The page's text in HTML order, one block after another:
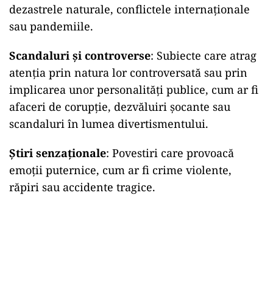
dezastrele naturale, conflictele internaționale
sau pandemiile.
Scandaluri și controverse: Subiecte care atrag
atenția prin natura lor controversată sau prin
implicarea unor personalități publice, cum ar fi
afaceri de corupție, dezvăluiri șocante sau
scandaluri în lumea divertismentului.
Știri senzaționale: Povestiri care provoacă
emoții puternice, cum ar fi crime violente,
răpiri sau accidente tragice.